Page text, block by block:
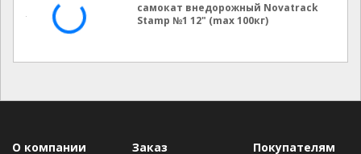
самокат внедорожный Novatrack
Stamp №1 12" (max 100кг)
О компании Заказ Покупателям